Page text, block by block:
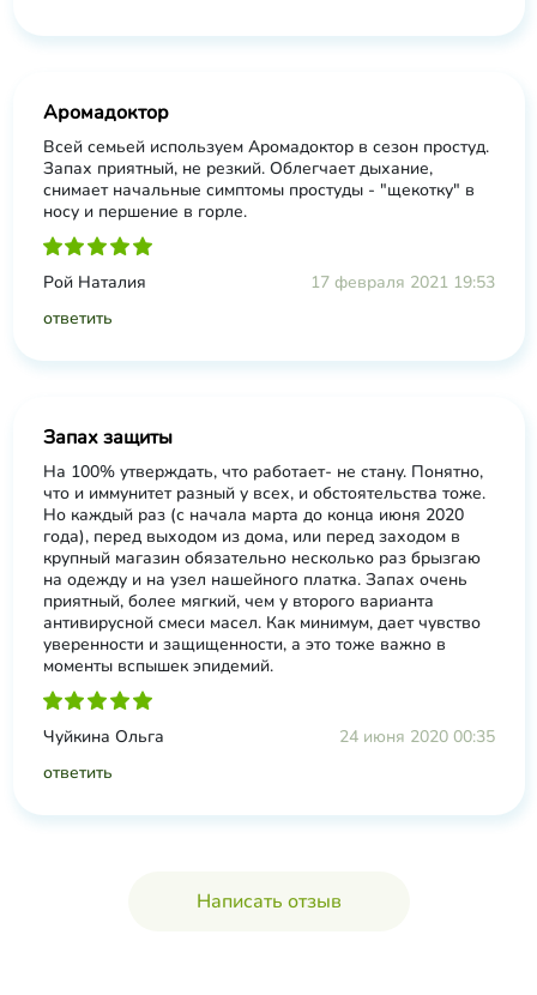
Аромадоктор
Всей семьей используем Аромадоктор в сезон простуд.
Запах приятный, не резкий. Облегчает дыхание,
снимает начальные симптомы простуды - "щекотку" в
носу и першение в горле.
Рой Наталия
17 февраля 2021 19:53
ответить
Запах защиты
На 100% утверждать, что работает- не стану. Понятно,
что и иммунитет разный у всех, и обстоятельства тоже.
Но каждый раз (с начала марта до конца июня 2020
года), перед выходом из дома, или перед заходом в
крупный магазин обязательно несколько раз брызгаю
на одежду и на узел нашейного платка. Запах очень
приятный, более мягкий, чем у второго варианта
антивирусной смеси масел. Как минимум, дает чувство
уверенности и защищенности, а это тоже важно в
моменты вспышек эпидемий.
Чуйкина Ольга
24 июня 2020 00:35
ответить
Написать отзыв